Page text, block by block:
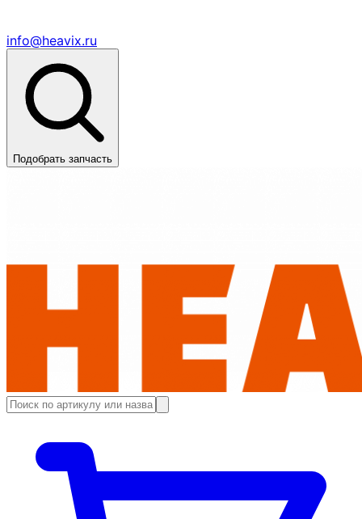
info@heavix.ru
Подобрать запчасть